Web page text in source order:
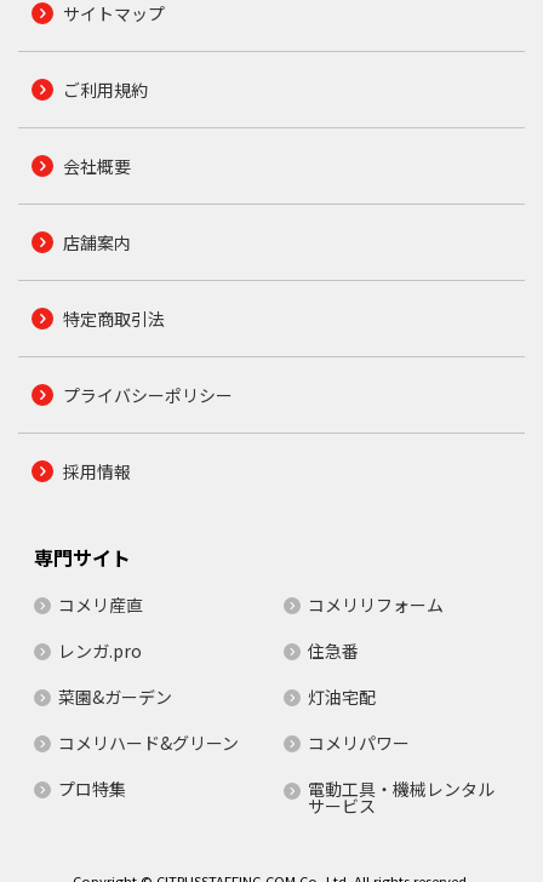
サイトマップ
ご利用規約
会社概要
店舗案内
特定商取引法
プライバシーポリシー
採用情報
専門サイト
コメリ産直
コメリリフォーム
レンガ.pro
住急番
菜園&ガーデン
灯油宅配
コメリハード&グリーン
コメリパワー
プロ特集
電動工具・機械レンタル
サービス